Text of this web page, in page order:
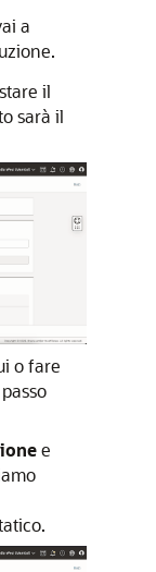
a
il
sarà il
o fare
e